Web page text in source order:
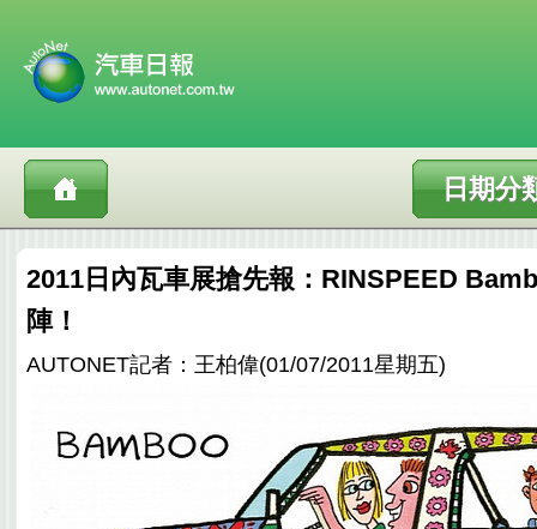
日期分
2011日內瓦車展搶先報：RINSPEED
陣！
AUTONET記者：王柏偉(01/07/2011星期五)